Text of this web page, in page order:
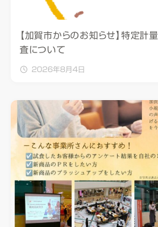
【加賀市からのお知らせ】特定計
査について
2026年8月4日